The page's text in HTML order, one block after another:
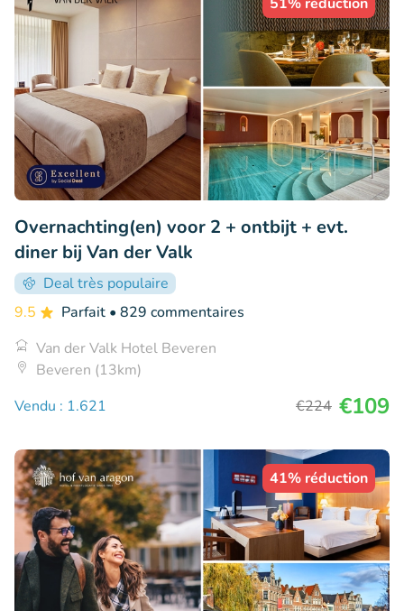
Overnachting(en) voor 2 + ontbijt + evt.
diner bij Van der Valk
Deal très populaire
9.5
Parfait • 829 commentaires
Van der Valk Hotel Beveren
Beveren (13km)
Vendu : 1.621
€224 €109
41% réduction